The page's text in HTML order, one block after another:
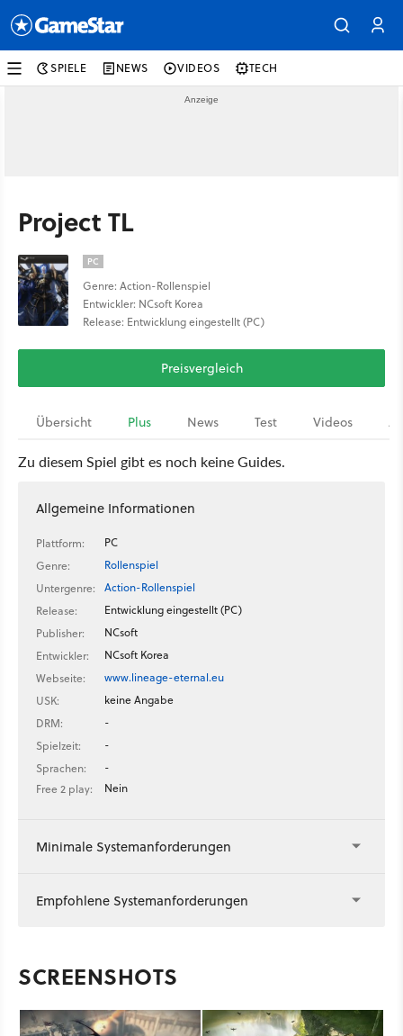
SPIELE NEWS VIDEOS TECH
Project TL
PC
Genre: Action-Rollenspiel
Entwickler: NCsoft Korea
Release: Entwicklung eingestellt (PC)
Preisvergleich
Übersicht Plus News Test Videos
Zu diesem Spiel gibt es noch keine Guides.
Allgemeine Informationen
Plattform:
PC
Genre:
Rollenspiel
Untergenre:
Action-Rollenspiel
Release:
Entwicklung eingestellt (PC)
Publisher:
NCsoft
Entwickler:
NCsoft Korea
Webseite:
www.lineage-eternal.eu
USK:
keine Angabe
DRM:
-
Spielzeit:
-
Sprachen:
-
Free 2 play:
Nein
Minimale Systemanforderungen
Empfohlene Systemanforderungen
SCREENSHOTS